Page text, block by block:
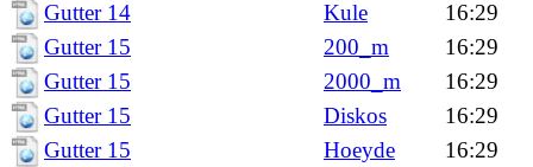
Gutter 14
Kule
16:29
Gutter 15
200_m
16:29
Gutter 15
2000_m
16:29
Gutter 15
Diskos
16:29
Gutter 15
Hoeyde
16:29